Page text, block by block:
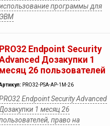
программы для
ЭВМ
PRO32 Endpoint Security
Дозакупки 1
месяц 26 пользователей
PRO32-PSA-AP-1M-26
Endpoint Security Advanced
1 месяц 26
право на